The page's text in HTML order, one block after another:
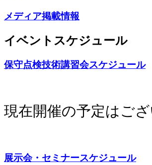
メディア掲載情報
イベントスケジュール
保守点検技術講習会スケジュール
現在開催の予定はご
展示会・セミナースケジュール